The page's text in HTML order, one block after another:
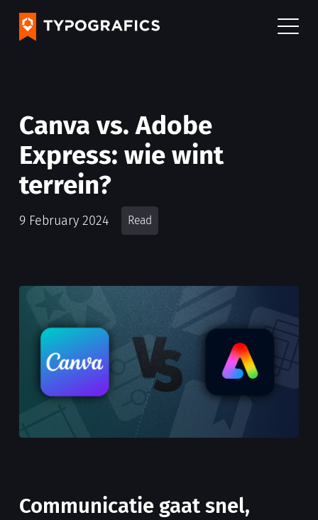
Canva vs. Adobe
Express: wie wint
terrein?
9 February 2024 Read
Communicatie gaat snel,